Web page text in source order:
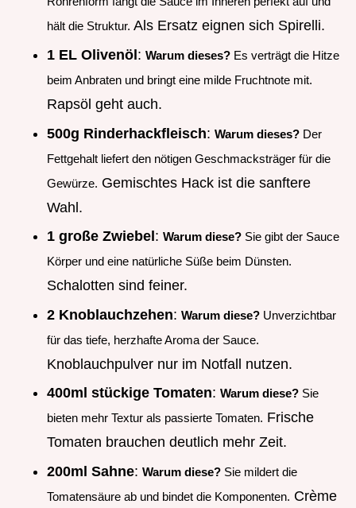
hält die Struktur. Als Ersatz eignen sich Spirelli.
1 EL Olivenöl: Warum dieses? Es verträgt die Hitze
beim Anbraten und bringt eine milde Fruchtnote mit.
Rapsöl geht auch.
500g Rinderhackfleisch: Warum dieses? Der
Fettgehalt liefert den nötigen Geschmacksträger für die
Gewürze. Gemischtes Hack ist die sanftere
Wahl.
1 große Zwiebel : Warum diese? Sie gibt der Sauce
Körper und eine natürliche Süße beim Dünsten.
Schalotten sind feiner.
2 Knoblauchzehen: Warum diese? Unverzichtbar
für das tiefe, herzhafte Aroma der Sauce.
Knoblauchpulver nur im Notfall nutzen.
400ml stückige Tomaten: Warum diese? Sie
bieten mehr Textur als passierte Tomaten. Frische
Tomaten brauchen deutlich mehr Zeit.
200ml Sahne: Warum diese? Sie mildert die
Tomatensäure ab und bindet die Komponenten. Crème